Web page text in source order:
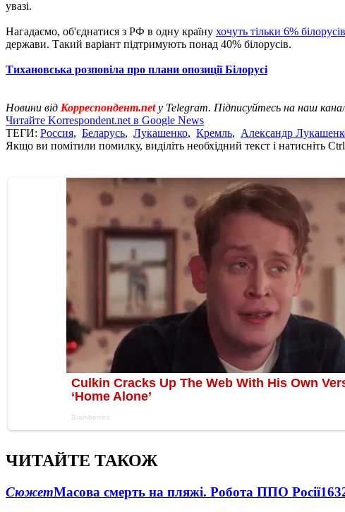
увазі.
Нагадаємо, об'єднатися з РФ в одну країну хочуть тільки 6% білорусів
держави. Такий варіант підтримують понад 40% білорусів.
Тихановська розповіла про плани опозиції Білорусі
Новини від Корреспондент.netу Telegram. Підписуйтесь на наш
Читайте Korrespondent.net в Google News
ТЕГИ: Россия, Беларусь, Лукашенко, Кремль, Александр
Якщо ви помітили помилку, виділіть необхідний текст і натисніть
ЧИТАЙТЕ ТАКОЖ
СюжетМасова смерть на пляжі. Робота ППО Росії